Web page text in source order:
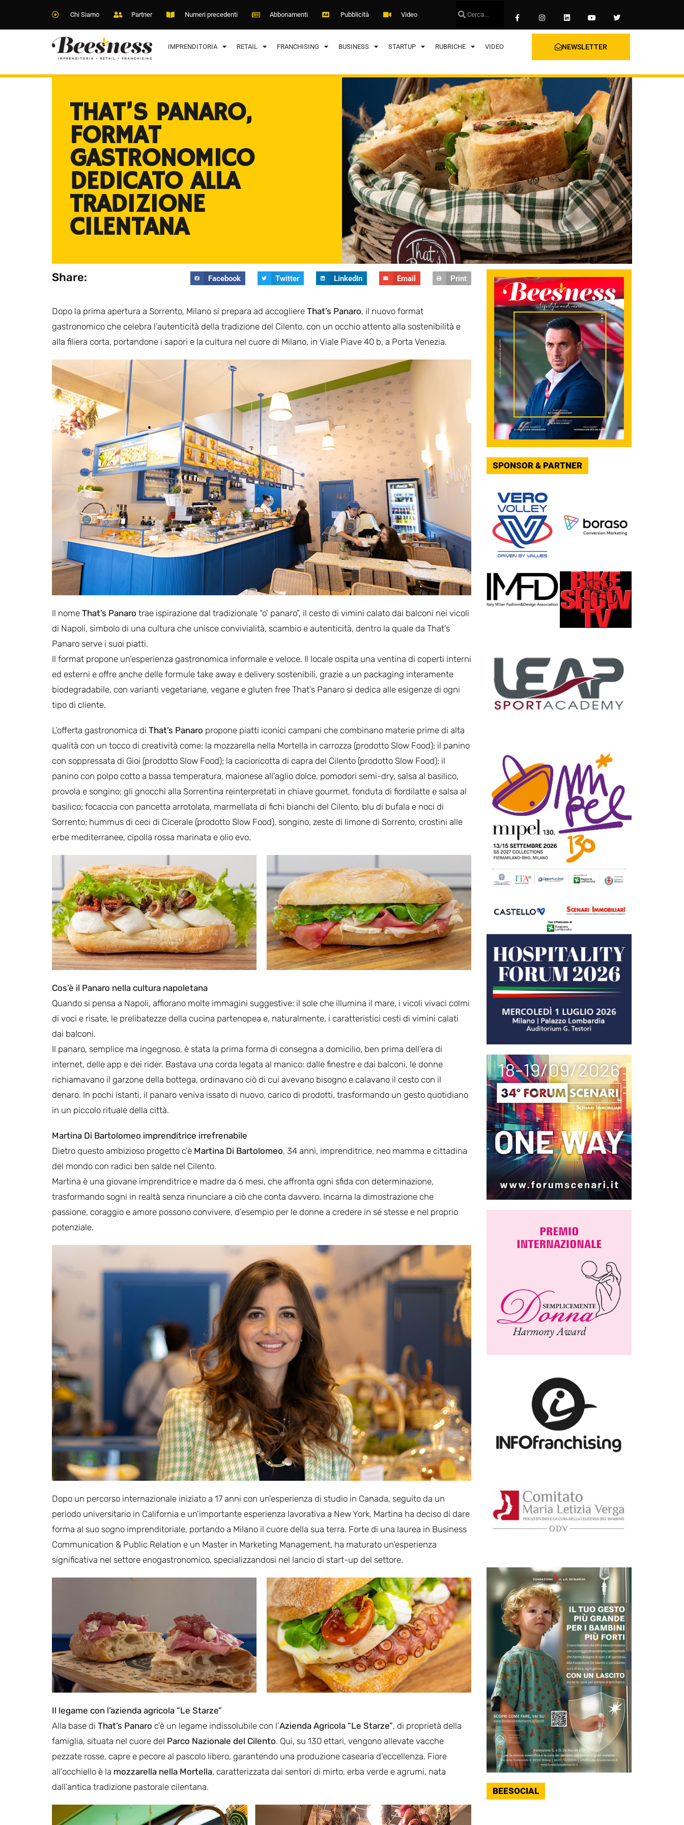
Chi Siamo Partner Numeri precedenti Abbonamenti Pubblicità Video
IMPRENDITORIA RETAIL FRANCHISING BUSINESS STARTUP RUBRICHE VIDEO NEWSLETTER
THAT’S PANARO,
FORMAT
GASTRONOMICO
DEDICATO ALLA
TRADIZIONE
CILENTANA
Share: Facebook Twitter LinkedIn Email Print
Dopo la prima apertura a Sorrento, Milano si prepara ad accogliere That’s Panaro, il nuovo format
gastronomico che celebra l’autenticità della tradizione del Cilento, con un occhio attento alla sostenibilità e
alla filiera corta, portandone i sapori e la cultura nel cuore di Milano, in Viale Piave 40 b, a Porta Venezia.
Il nome That’s Panaro trae ispirazione dal tradizionale “o’ panaro”, il cesto di vimini calato dai balconi nei vicoli
di Napoli, simbolo di una cultura che unisce convivialità, scambio e autenticità, dentro la quale da That’s
Panaro serve i suoi piatti.
Il format propone un’esperienza gastronomica informale e veloce. Il locale ospita una ventina di coperti interni
ed esterni e offre anche delle formule take away e delivery sostenibili, grazie a un packaging interamente
biodegradabile, con varianti vegetariane, vegane e gluten free That’s Panaro si dedica alle esigenze di ogni
tipo di cliente.
L’offerta gastronomica di That’s Panaro propone piatti iconici campani che combinano materie prime di alta
qualità con un tocco di creatività come: la mozzarella nella Mortella in carrozza (prodotto Slow Food); il panino
con soppressata di Gioi (prodotto Slow Food); la cacioricotta di capra del Cilento (prodotto Slow Food); il
panino con polpo cotto a bassa temperatura, maionese all’aglio dolce, pomodori semi-dry, salsa al basilico,
provola e songino; gli gnocchi alla Sorrentina reinterpretati in chiave gourmet, fonduta di fiordilatte e salsa al
basilico; focaccia con pancetta arrotolata, marmellata di fichi bianchi del Cilento, blu di bufala e noci di
Sorrento; hummus di ceci di Cicerale (prodotto Slow Food), songino, zeste di limone di Sorrento, crostini alle
erbe mediterranee, cipolla rossa marinata e olio evo.
Cos’è il Panaro nella cultura napoletana
Quando si pensa a Napoli, affiorano molte immagini suggestive: il sole che illumina il mare, i vicoli vivaci colmi
di voci e risate, le prelibatezze della cucina partenopea e, naturalmente, i caratteristici cesti di vimini calati
dai balconi.
Il panaro, semplice ma ingegnoso, è stata la prima forma di consegna a domicilio, ben prima dell’era di
internet, delle app e dei rider. Bastava una corda legata al manico: dalle finestre e dai balconi, le donne
richiamavano il garzone della bottega, ordinavano ciò di cui avevano bisogno e calavano il cesto con il
denaro. In pochi istanti, il panaro veniva issato di nuovo, carico di prodotti, trasformando un gesto quotidiano
in un piccolo rituale della città.
Martina Di Bartolomeo imprenditrice irrefrenabile
Dietro questo ambizioso progetto c’è Martina Di Bartolomeo, 34 anni, imprenditrice, neo mamma e cittadina
del mondo con radici ben salde nel Cilento.
Martina è una giovane imprenditrice e madre da 6 mesi, che affronta ogni sfida con determinazione,
trasformando sogni in realtà senza rinunciare a ciò che conta davvero. Incarna la dimostrazione che
passione, coraggio e amore possono convivere, d’esempio per le donne a credere in sé stesse e nel proprio
potenziale.
Dopo un percorso internazionale iniziato a 17 anni con un’esperienza di studio in Canada, seguito da un
periodo universitario in California e un’importante esperienza lavorativa a New York, Martina ha deciso di dare
forma al suo sogno imprenditoriale, portando a Milano il cuore della sua terra. Forte di una laurea in Business
Communication & Public Relation e un Master in Marketing Management, ha maturato un’esperienza
significativa nel settore enogastronomico, specializzandosi nel lancio di start-up del settore.
Il legame con l’azienda agricola “Le Starze”
Alla base di That’s Panaro c’è un legame indissolubile con l’Azienda Agricola “Le Starze”, di proprietà della
famiglia, situata nel cuore del Parco Nazionale del Cilento. Qui, su 130 ettari, vengono allevate vacche
pezzate rosse, capre e pecore al pascolo libero, garantendo una produzione casearia d’eccellenza. Fiore
all’occhiello è la mozzarella nella Mortella, caratterizzata dai sentori di mirto, erba verde e agrumi, nata
dall’antica tradizione pastorale cilentana.
SPONSOR & PARTNER
BEESOCIAL